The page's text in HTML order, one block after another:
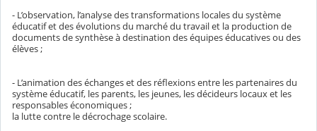
- L’observation, l’analyse des transformations locales du système
éducatif et des évolutions du marché du travail et la production de
documents de synthèse à destination des équipes éducatives ou des
élèves ;
- L’animation des échanges et des réflexions entre les partenaires du
système éducatif, les parents, les jeunes, les décideurs locaux et les
responsables économiques ;
la lutte contre le décrochage scolaire.